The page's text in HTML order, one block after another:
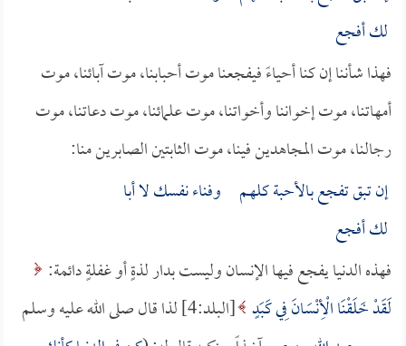
لك أفجع
فهذا شأننا إن كنا أحياءً فيفجعنا موت أحبابنا، موت آبائنا، موت
أمهاتنا، موت إخواننا وأخواتنا، موت علمائنا، موت دعاتنا، موت
رجالنا، موت المجاهدين فينا، موت الثابتين الصابرين منا:
إن تبق تفجع بالأحبة كلهـم وفناء نفسك لا أبا
لك أفجع
فهذه الدنيا يفجع فيها الإنسان وليست بدار لذةٍ أو غفلةٍ دائمة:
لَقَدْ خَلَقْنَا الْأِنْسَانَ فِي كَبَدٍ
[البلد:4] لذا قال صلى الله عليه وسلم